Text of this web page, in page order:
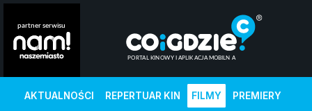
AKTUALNOŚCI REPERTUAR KIN FILMY PREMIERY